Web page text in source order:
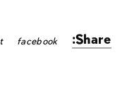
Share:
facebook